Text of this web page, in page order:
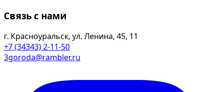
Связь с нами
г. Красноуральск, ул. Ленина, 45, 11
+7 (34343) 2-11-50
3goroda@rambler.ru